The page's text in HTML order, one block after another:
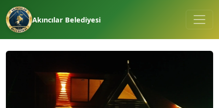
Akıncılar Belediyesi